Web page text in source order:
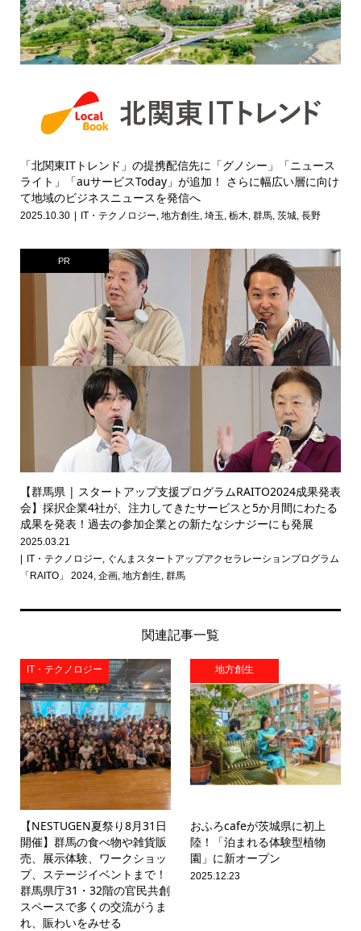
「北関東ITトレンド」の提携配信先に「グノシー」「ニュース
ライト」「auサービスToday」が追加！ さらに幅広い層に向け
て地域のビジネスニュースを発信へ
2025.10.30 IT・テクノロジー, 地方創生, 埼玉, 栃木, 群馬, 茨城, 長野
PR
【群馬県 | スタートアップ支援プログラムRAITO2024成果発表
会】採択企業4社が、注力してきたサービスと5か月間にわたる
成果を発表！過去の参加企業との新たなシナジーにも発展
2025.03.21
IT・テクノロジー, ぐんまスタートアップアクセラレーションプログラム
「RAITO」 2024, 企画, 地方創生, 群馬
関連記事一覧
IT・テクノロジー
【NESTUGEN夏祭り8月31日
開催】群馬の食べ物や雑貨販
売、展示体験、ワークショッ
プ、ステージイベントまで！
群馬県庁31・32階の官民共創
スペースで多くの交流がうま
れ、賑わいをみせる
地方創生
おふろcafeが茨城県に初上
陸！「泊まれる体験型植物
園」に新オープン
2025.12.23